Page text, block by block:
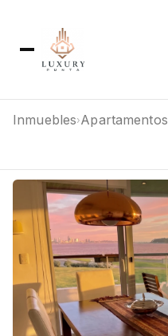
Inmuebles›Apartamentos